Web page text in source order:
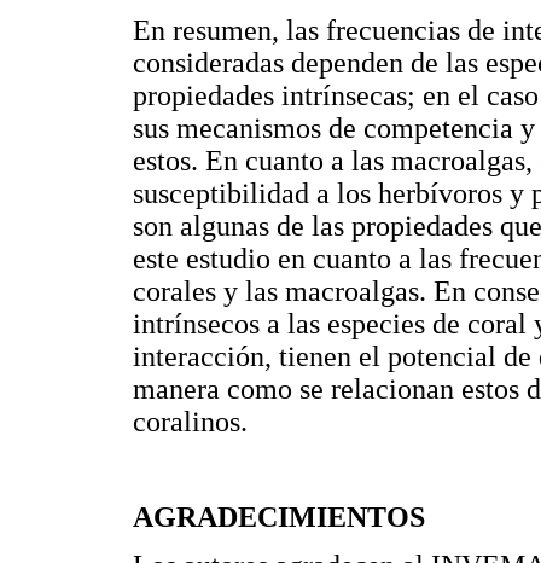
En resumen, las frecuencias de
consideradas dependen de las
propiedades intrínsecas; en el
sus mecanismos de competencia
estos. En cuanto a las
susceptibilidad a los herbívoros y
son algunas de las propiedades
este estudio en cuanto a las
corales y las macroalgas. En
intrínsecos a las especies de
interacción, tienen el potencial
manera como se relacionan estos
coralinos.
AGRADECIMIENTOS